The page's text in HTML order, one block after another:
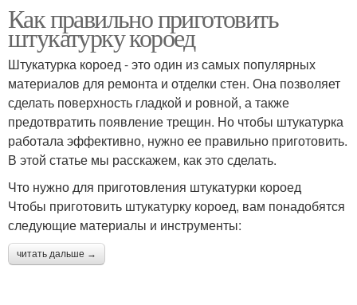
Как правильно приготовить
штукатурку короед
Штукатурка короед - это один из самых популярных
материалов для ремонта и отделки стен. Она позволяет
сделать поверхность гладкой и ровной, а также
предотвратить появление трещин. Но чтобы штукатурка
работала эффективно, нужно ее правильно приготовить.
В этой статье мы расскажем, как это сделать.
Что нужно для приготовления штукатурки короед
Чтобы приготовить штукатурку короед, вам понадобятся
следующие материалы и инструменты:
читать дальше →